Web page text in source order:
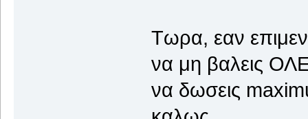
Τωρα, εαν
να μη βαλεις
να δωσεις